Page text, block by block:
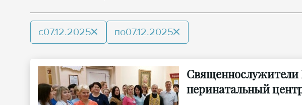
с07.12.2025 по07.12.2025
Священнослужители
перинатальный